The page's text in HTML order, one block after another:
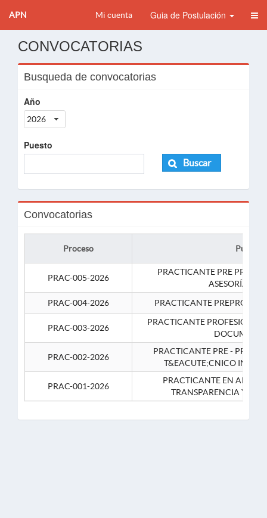
APN Mi cuenta Guia de Postulación
CONVOCATORIAS
Busqueda de convocatorias
Año
2026
Puesto
Buscar
Convocatorias
Proceso Puesto
PRAC-005-2026
PRACTICANTE PRE
ASESORÍA
PRAC-004-2026
PRACTICANTE
PRAC-003-2026
PRACTICANTE
PRAC-002-2026
PRACTICANTE PRE -
T&EACUTE;CNICO
PRAC-001-2026
PRACTICANTE EN APOYO
TRANSPARENCIA Y